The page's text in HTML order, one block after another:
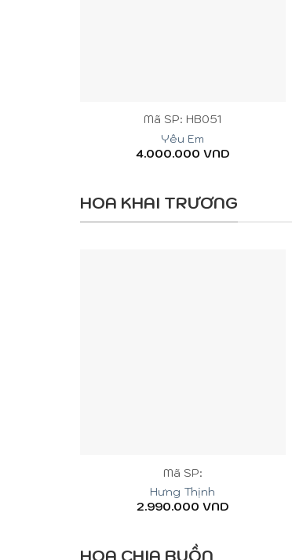
Mã SP: HB051
Yêu Em
4.000.000 VND
HOA KHAI TRƯƠNG
Mã SP:
Hưng Thịnh
2.990.000 VND